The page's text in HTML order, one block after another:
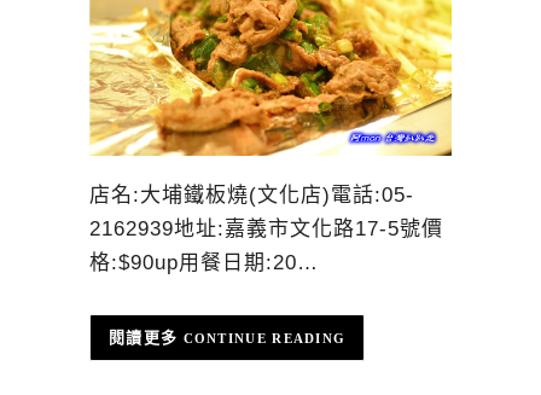
店名:大埔鐵板燒(文化店)電話:05-
2162939地址:嘉義市文化路17-5號價
格:$90up用餐日期:20…
CONTINUE READING